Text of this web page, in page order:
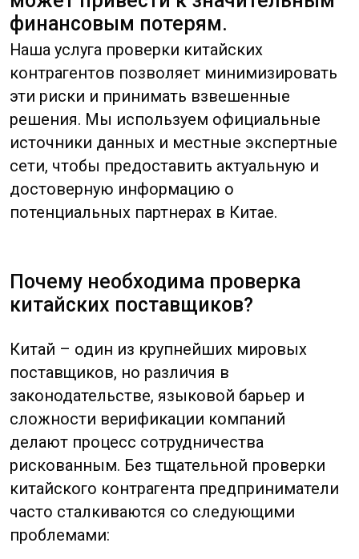
Почему необходима проверка
китайских поставщиков?
Китай – один из крупнейших мировых
поставщиков, но различия в
законодательстве, языковой барьер и
сложности верификации компаний
делают процесс сотрудничества
рискованным. Без тщательной проверки
китайского контрагента предприниматели
Фейковые компании– регистрация
фирм-однодневок для мошеннических
создают видимость легального
бизнеса, используя поддельные
лицензии и регистрационные данные.
Проверка через китайские
государственные реестры помогает
выявить такие случаи.
Несоответствие продукции– поставка
товара низкого качества или не по
спецификации. Некоторые китайские
поставщики меняют состав материалов